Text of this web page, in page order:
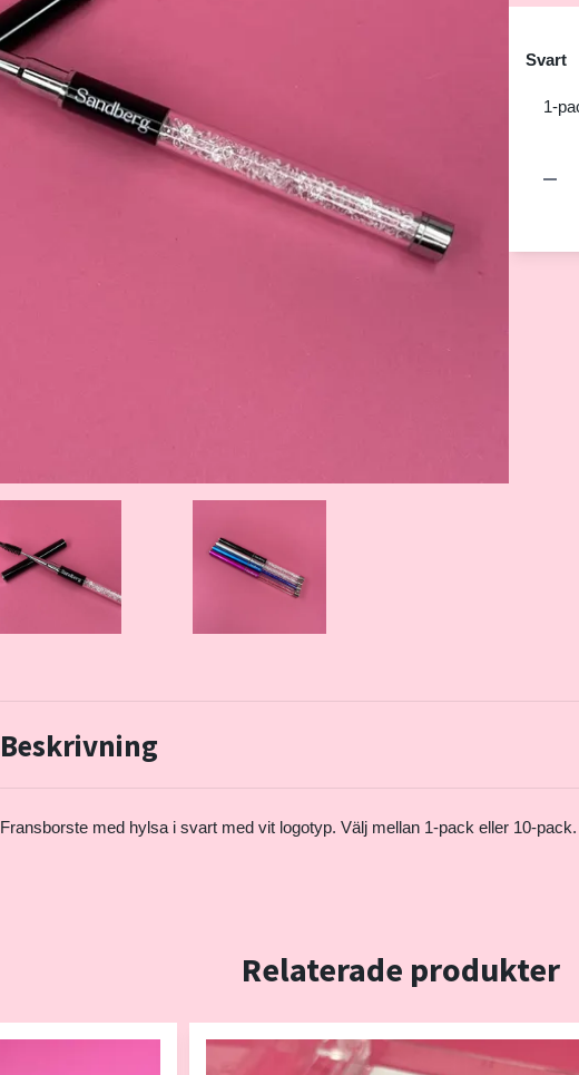
Svart
Beskrivning
Fransborste med hylsa i svart med vit logotyp. Välj mellan 1-pack eller 10-pack.
Relaterade produkter